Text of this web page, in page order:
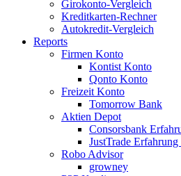
Girokonto-Vergleich
Kreditkarten-Rechner
Autokredit-Vergleich
Reports
Firmen Konto
Kontist Konto
Qonto Konto
Freizeit Konto
Tomorrow Bank
Aktien Depot
Consorsbank
JustTrade
Robo Advisor
growney